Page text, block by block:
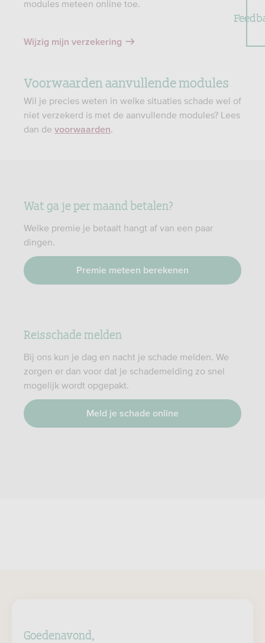
modules meteen online toe.
Wijzig mijn verzekering
Voorwaarden aanvullende modules
Wil je precies weten in welke situaties schade wel of
niet verzekerd is met de aanvullende modules? Lees
dan de voorwaarden.
Wat ga je per maand betalen?
Welke premie je betaalt hangt af van een paar
dingen.
Premie meteen berekenen
Reisschade melden
Bij ons kun je dag en nacht je schade melden. We
zorgen er dan voor dat je schademelding zo snel
mogelijk wordt opgepakt.
Meld je schade online
Goedenavond,